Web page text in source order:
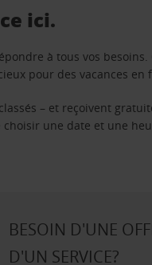
ici.
à tous vos
pour des vacances
– et reçoivent
une date et une
BESOIN D'UNE
D'UN SERVICE?